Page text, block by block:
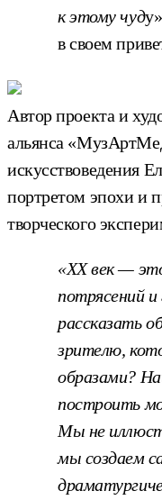
к этому чуд
в своем
Автор проекта и
альянса
искусствоведения
портретом эпохи и
творческого
«XX век —
потрясений
рассказать
зрителю,
образами?
построить
Мы не
мы создаем